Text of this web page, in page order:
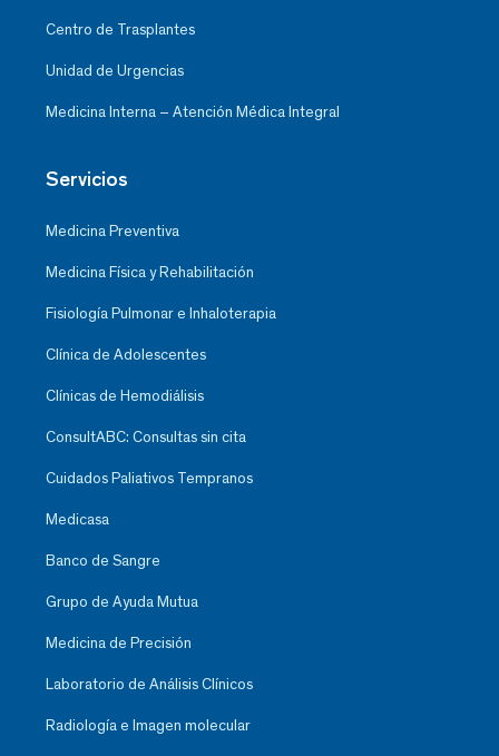
Centro de Trasplantes
Unidad de Urgencias
Medicina Interna – Atención Médica Integral
Servicios
Medicina Preventiva
Medicina Física y Rehabilitación
Fisiología Pulmonar e Inhaloterapia
Clínica de Adolescentes
Clínicas de Hemodiálisis
ConsultABC: Consultas sin cita
Cuidados Paliativos Tempranos
Medicasa
Banco de Sangre
Grupo de Ayuda Mutua
Medicina de Precisión
Laboratorio de Análisis Clínicos
Radiología e Imagen molecular